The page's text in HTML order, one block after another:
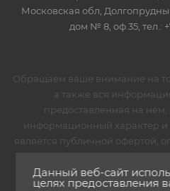
Московская обл,
дом № 8, оф.35, тел.:
Обращаем ваше внимание на
а также вся
предоставленная на
информационный характер и
является публичной офертой,
Федерации.Для получения
наличии и стоимости
Данный веб-сайт
целях предоставления